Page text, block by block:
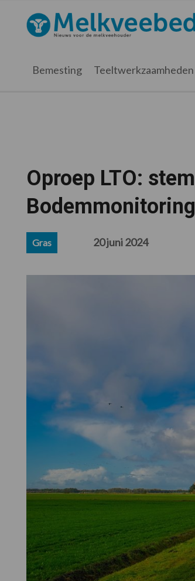
hoofdnavigatie
hoofd
eerste
voettekst
Melkveebedrijf.nl
Bemesting Teeltwerkzaamheden
Oproep LTO:
Gras 20 juni 2024